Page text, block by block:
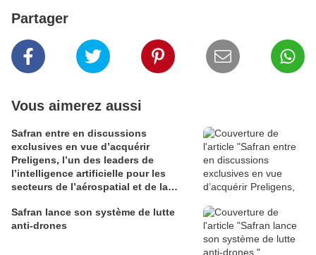
Partager
Vous aimerez aussi
Safran entre en discussions
exclusives en vue d’acquérir
Preligens, l’un des leaders de
l’intelligence artificielle pour les
secteurs de l’aérospatial et de la
Safran lance son système de lutte
anti-drones